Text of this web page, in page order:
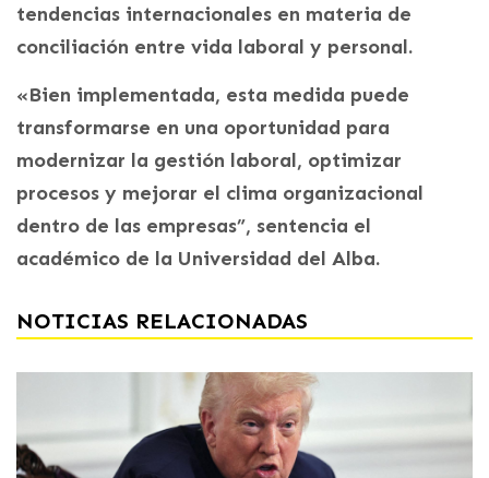
tendencias internacionales en materia de
conciliación entre vida laboral y personal.
«Bien implementada, esta medida puede
transformarse en una oportunidad para
modernizar la gestión laboral, optimizar
procesos y mejorar el clima organizacional
dentro de las empresas”, sentencia el
académico de la Universidad del Alba.
NOTICIAS RELACIONADAS